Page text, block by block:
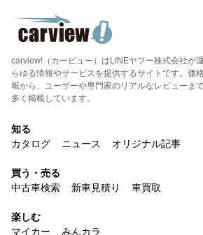
carview!（カービュー）はLINEヤフー株式会社が
らゆる情報やサービスを提供するサイトです。価
報から、ユーザーや専門家のリアルなレビューま
多く掲載しています。
知る
カタログ
ニュース オリジナル記事
買う・売る
中古車検索
新車見積り 車買取
楽しむ
マイカー
みんカラ